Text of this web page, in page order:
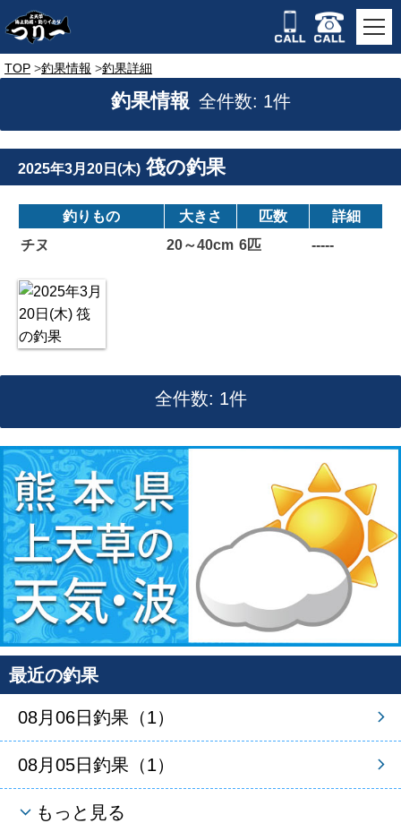
TOP 釣果情報 釣果詳細
釣果情報 全件数: 1件
2025年3月20日(木) 筏の釣果
釣りもの 大きさ 匹数
詳細
チヌ
20～40cm 6匹 -----
全件数: 1件
最近の釣果
08月06日釣果（1）
08月05日釣果（1）
もっと見る